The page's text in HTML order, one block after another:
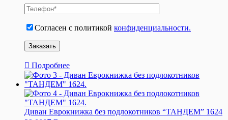
Согласен с политикой конфиденциальности.
Подробнее
Диван Еврокнижка без подлокотников “ТАНДЕМ” 1624